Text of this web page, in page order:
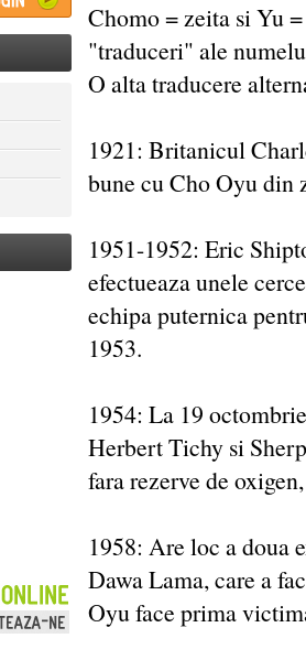
Chomo = zeita si Yu
"traduceri" ale
O alta traducere
1921: Britanicul
bune cu Cho Oyu din
1951-1952: Eric
efectueaza unele
echipa puternica
1953.
1954: La 19
Herbert Tichy si
fara rezerve de
1958: Are loc a doua
Dawa Lama, care a
Oyu face prima